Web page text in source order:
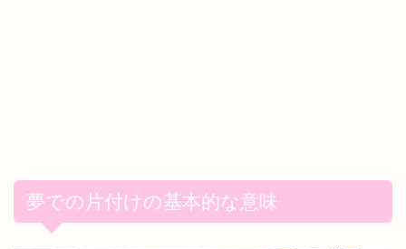
夢での片付けの基本的な意味